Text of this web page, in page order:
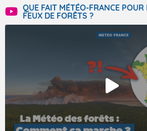
QUE FAIT MÉTÉO-FRANCE POUR
FEUX DE FORÊTS ?